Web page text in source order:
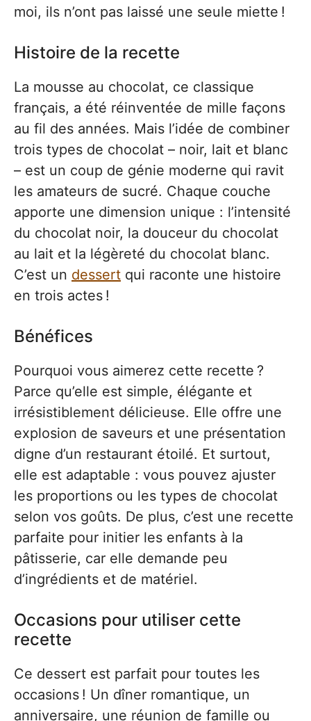
moi, ils n’ont pas laissé une seule miette !
Histoire de la recette
La mousse au chocolat, ce classique
français, a été réinventée de mille façons
au fil des années. Mais l’idée de combiner
trois types de chocolat – noir, lait et blanc
– est un coup de génie moderne qui ravit
les amateurs de sucré. Chaque couche
apporte une dimension unique : l’intensité
du chocolat noir, la douceur du chocolat
au lait et la légèreté du chocolat blanc.
C’est un dessert qui raconte une histoire
en trois actes !
Bénéfices
Pourquoi vous aimerez cette recette ?
Parce qu’elle est simple, élégante et
irrésistiblement délicieuse. Elle offre une
explosion de saveurs et une présentation
digne d’un restaurant étoilé. Et surtout,
elle est adaptable : vous pouvez ajuster
les proportions ou les types de chocolat
selon vos goûts. De plus, c’est une recette
parfaite pour initier les enfants à la
pâtisserie, car elle demande peu
d’ingrédients et de matériel.
Occasions pour utiliser cette
recette
Ce dessert est parfait pour toutes les
occasions ! Un dîner romantique, un
anniversaire, une réunion de famille ou